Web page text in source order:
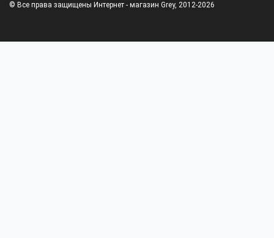
© Все права защищены Интернет - магазин Grey, 2012-2026